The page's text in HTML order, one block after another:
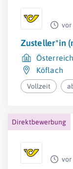
vor
Zusteller*in
Köflach
Vollzeit
Direktbewerbung
vor